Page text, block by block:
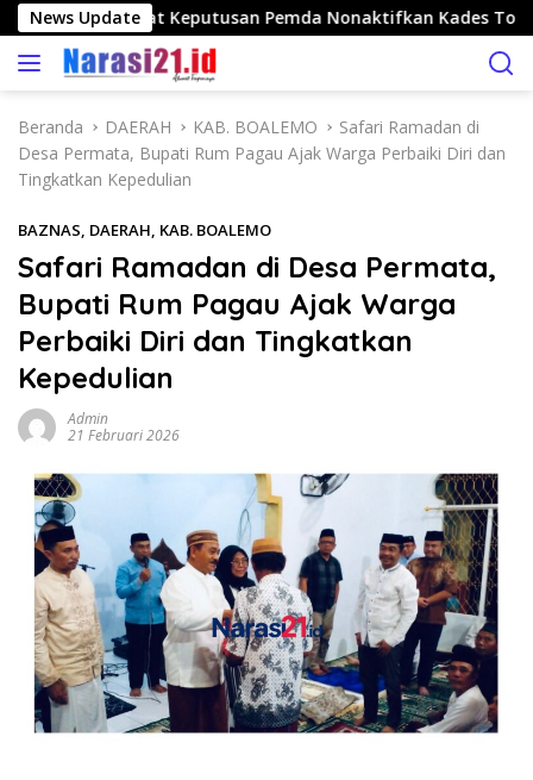
a
News Update
Nilai Tepat Keputusan Pemda Nonaktifkan Kades Toto
Beranda DAERAH KAB. BOALEMO
Safari Ramadan di
Desa Permata, Bupati Rum Pagau Ajak Warga Perbaiki Diri dan
Tingkatkan Kepedulian
BAZNAS, DAERAH, KAB. BOALEMO
Safari Ramadan di Desa Permata,
Bupati Rum Pagau Ajak Warga
Perbaiki Diri dan Tingkatkan
Kepedulian
Admin
21 Februari 2026